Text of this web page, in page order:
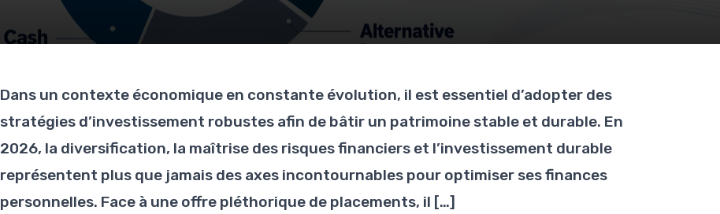
Dans un contexte économique en constante évolution, il est essentiel d’adopter des
stratégies d’investissement robustes afin de bâtir un patrimoine stable et durable. En
2026, la diversification, la maîtrise des risques financiers et l’investissement durable
représentent plus que jamais des axes incontournables pour optimiser ses finances
personnelles. Face à une offre pléthorique de placements, il […]